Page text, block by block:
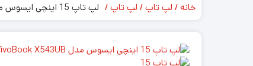
خانه لپ تاپ لپ تاپ لپ تاپ 15 اینچی ایسوس مدل VivoBook X543UB